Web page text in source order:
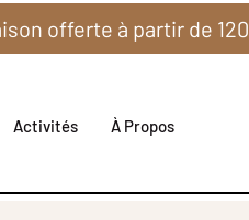
Activités À Propos